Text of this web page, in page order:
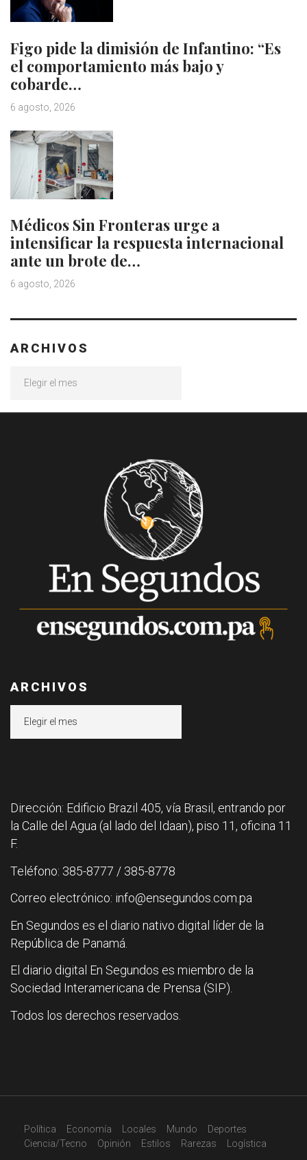
Figo pide la dimisión de Infantino: “Es
el comportamiento más bajo y
cobarde…
6 agosto, 2026
Médicos Sin Fronteras urge a
intensificar la respuesta internacional
ante un brote de…
6 agosto, 2026
ARCHIVOS
ARCHIVOS
Dirección: Edificio Brazil 405, vía Brasil, entrando por
la Calle del Agua (al lado del Idaan), piso 11, oficina 11
F.
Teléfono: 385-8777 / 385-8778
Correo electrónico: info@ensegundos.com.pa
En Segundos es el diario nativo digital líder de la
República de Panamá.
El diario digital En Segundos es miembro de la
Sociedad Interamericana de Prensa (SIP).
Todos los derechos reservados.
Política Economía Locales Mundo
Deportes
Ciencia/Tecno
Opinión Estilos Rarezas Logística